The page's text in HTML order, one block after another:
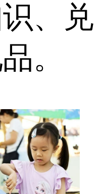
、兑
。